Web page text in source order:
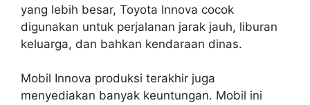
yang lebih besar, Toyota Innova cocok
digunakan untuk perjalanan jarak jauh, liburan
keluarga, dan bahkan kendaraan dinas.
Mobil Innova produksi terakhir juga
menyediakan banyak keuntungan. Mobil ini